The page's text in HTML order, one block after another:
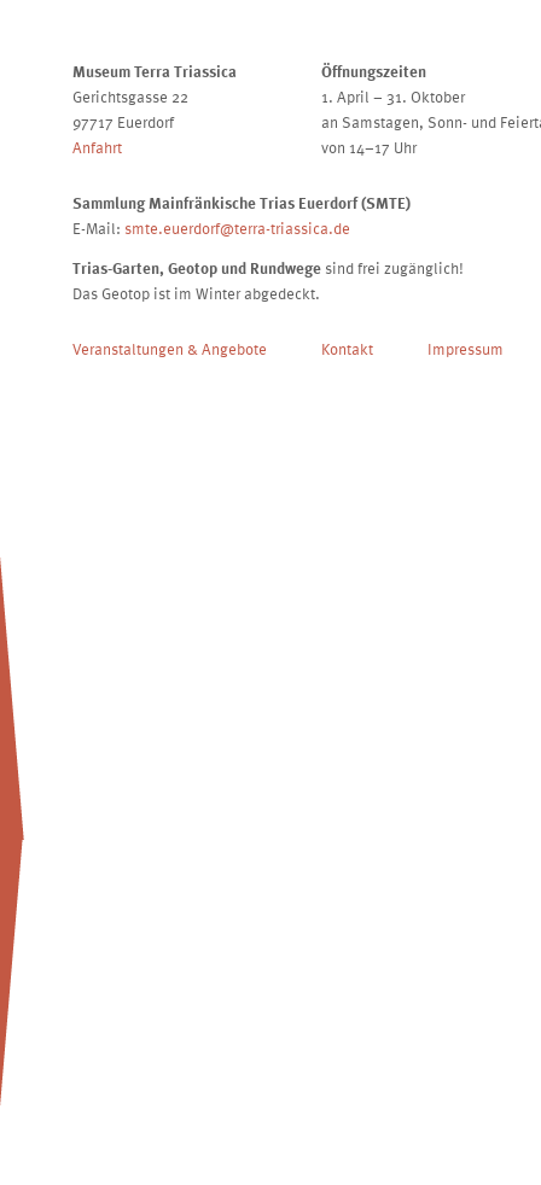
Museum Terra Triassica
Gerichtsgasse 22
97717 Euerdorf
Anfahrt
Öffnungszeiten
1. April – 31. Oktober
an Samstagen, Sonn- und
von 14–17 Uhr
Sammlung Mainfränkische Trias Euerdorf (SMTE)
E-Mail: smte.euerdorf@terra-triassica.de
Trias-Garten, Geotop und Rundwege sind frei zugänglich!
Das Geotop ist im Winter abgedeckt.
Veranstaltungen & Angebote Kontakt Impressum